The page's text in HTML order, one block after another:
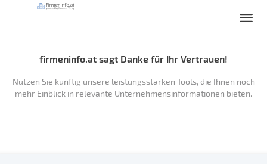
firmeninfo.at sagt Danke für Ihr Vertrauen!
Nutzen Sie künftig unsere leistungsstarken Tools, die Ihnen noch
mehr Einblick in relevante Unternehmensinformationen bieten.